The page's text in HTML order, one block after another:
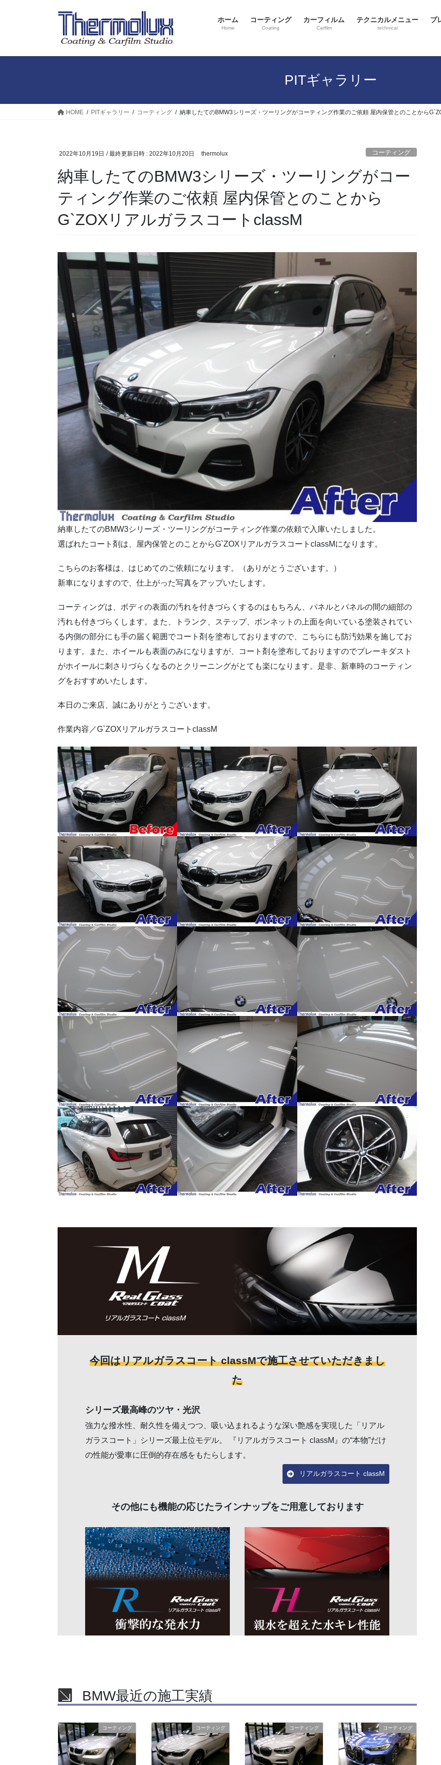
ホーム
Home
コーティング
Coating
カーフィルム
Carfilm
テクニカルメニュー
technical
プ
PITギャラリー
HOME PITギャラリー コーティング 納車したてのBMW3シリーズ・ツーリングがコーティング作業のご依頼 屋内保管とのことから
2022年10月19日 / 最終更新日時 : 2022年10月20日 thermolux コーティング
納車したてのBMW3シリーズ・ツーリングがコー
ティング作業のご依頼 屋内保管とのことから
G`ZOXリアルガラスコートclassM
納車したてのBMW3シリーズ・ツーリングがコーティング作業の依頼で入庫いたしました。
選ばれたコート剤は、屋内保管とのことからG`ZOXリアルガラスコートclassMになります。
こちらのお客様は、はじめてのご依頼になります。（ありがとうございます。）
新車になりますので、仕上がった写真をアップいたします。
コーティングは、ボディの表面の汚れを付きづらくするのはもちろん、パネルとパネルの間の細部の
汚れも付きづらくします。また、トランク、ステップ、ボンネットの上面を向いている塗装されてい
る内側の部分にも手の届く範囲でコート剤を塗布しておりますので、こちらにも防汚効果を施してお
ります。また、ホイールも表面のみになりますが、コート剤を塗布しておりますのでブレーキダスト
がホイールに刺さりづらくなるのとクリーニングがとても楽になります。是非、新車時のコーティン
グをおすすめいたします。
本日のご来店、誠にありがとうございます。
作業内容／G`ZOXリアルガラスコートclassM
今回はリアルガラスコート classMで施工させていただきまし
た
シリーズ最高峰のツヤ・光沢
強力な撥水性、耐久性を備えつつ、吸い込まれるような深い艶感を実現した「リアル
ガラスコート」シリーズ最上位モデル。 『リアルガラスコート classM』の“本物”だけ
の性能が愛車に圧倒的存在感をもたらします。
リアルガラスコート classM
その他にも機能の応じたラインナップをご用意しております
BMW最近の施工実績
コーティング コーティング コーティング コーティング